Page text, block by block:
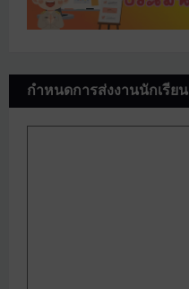
กำหนดการส่งงานนักเรียน